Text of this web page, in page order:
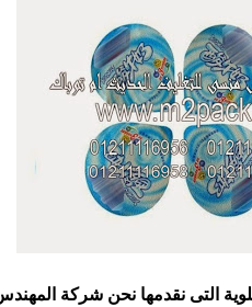
التى نقدمها نحن شركة